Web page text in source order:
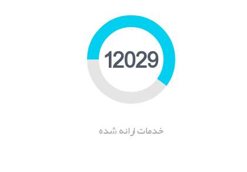
18491
خدمات ارانه شده